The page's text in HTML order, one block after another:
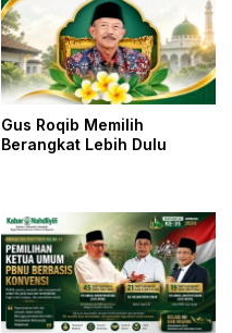
Gus Roqib Memilih
Berangkat Lebih Dulu